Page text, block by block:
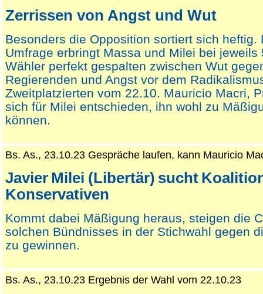
Zerrissen von Angst und Wut
Besonders die Opposition sortiert sich heftig.
Umfrage erbringt Massa und Milei bei jeweils
Wähler perfekt gespalten zwischen Wut
Regierenden und Angst vor dem
Zweitplatzierten vom 22.10. Mauricio Macri,
sich für Milei entschieden, ihn wohl zu
können.
Bs. As., 23.10.23 Gespräche laufen, kann Mauricio
Javier Milei (Libertär) sucht
Konservativen
Kommt dabei Mäßigung heraus, steigen die
solchen Bündnisses in der Stichwahl gegen
zu gewinnen.
Bs. As., 23.10.23 Ergebnis der Wahl vom 22.10.23